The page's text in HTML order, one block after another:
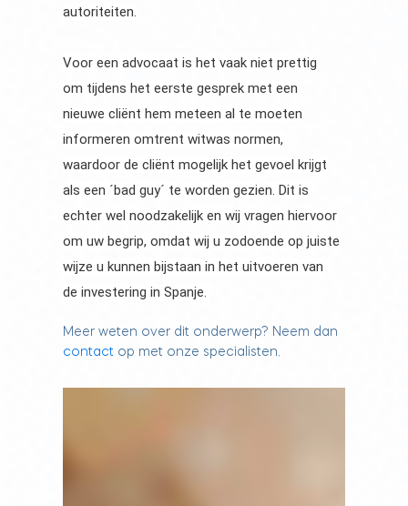
autoriteiten.
Voor een advocaat is het vaak niet prettig
om tijdens het eerste gesprek met een
nieuwe cliënt hem meteen al te moeten
informeren omtrent witwas normen,
waardoor de cliënt mogelijk het gevoel krijgt
als een ´bad guy´ te worden gezien. Dit is
echter wel noodzakelijk en wij vragen hiervoor
om uw begrip, omdat wij u zodoende op juiste
wijze u kunnen bijstaan in het uitvoeren van
de investering in Spanje.
Meer weten over dit onderwerp? Neem dan
contactop met onze specialisten.